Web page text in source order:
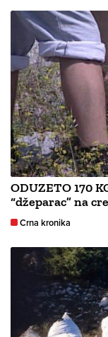
ODUZETO 170
“džeparac” na
Crna kronika